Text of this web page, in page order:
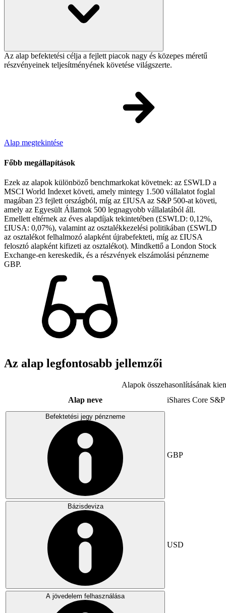
Az alap befektetési célja a fejlett piacok nagy és közepes méretű
részvényeinek teljesítményének követése világszerte.
Alap megtekintése
Főbb megállapítások
Ezek az alapok különböző benchmarkokat követnek: az £SWLD a
MSCI World Indexet követi, amely mintegy 1.500 vállalatot foglal
magában 23 fejlett országból, míg az £IUSA az S&P 500-at követi,
amely az Egyesült Államok 500 legnagyobb vállalatából áll.
Emellett eltérnek az éves alapdíjak tekintetében (£SWLD: 0,12%,
£IUSA: 0,07%), valamint az osztalékkezelési politikában (£SWLD
az osztalékot felhalmozó alapként újrabefekteti, míg az £IUSA
felosztó alapként kifizeti az osztalékot). Mindkettő a London Stock
Exchange-en kereskedik, és a részvények elszámolási pénzneme
GBP.
Az alap legfontosabb jellemzői
Alapok összehasonlításának
Alap neve
iShares Core
Befektetési jegy pénzneme
GBP
Bázisdeviza
USD
A jövedelem felhasználása